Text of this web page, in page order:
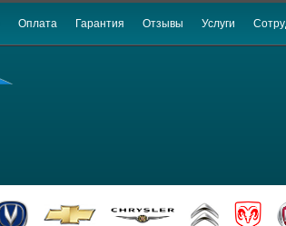
Оплата Гарантия Отзывы Услуги